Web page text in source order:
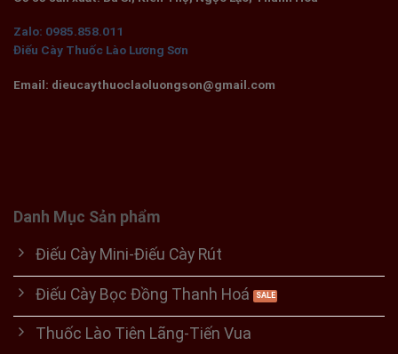
Zalo: 0985.858.011
Điếu Cày Thuốc Lào Lương Sơn
Email: dieucaythuoclaoluongson@gmail.com
Danh Mục Sản phẩm
Điếu Cày Mini-Điếu Cày Rút
Điếu Cày Bọc Đồng Thanh Hoá
Thuốc Lào Tiên Lãng-Tiến Vua